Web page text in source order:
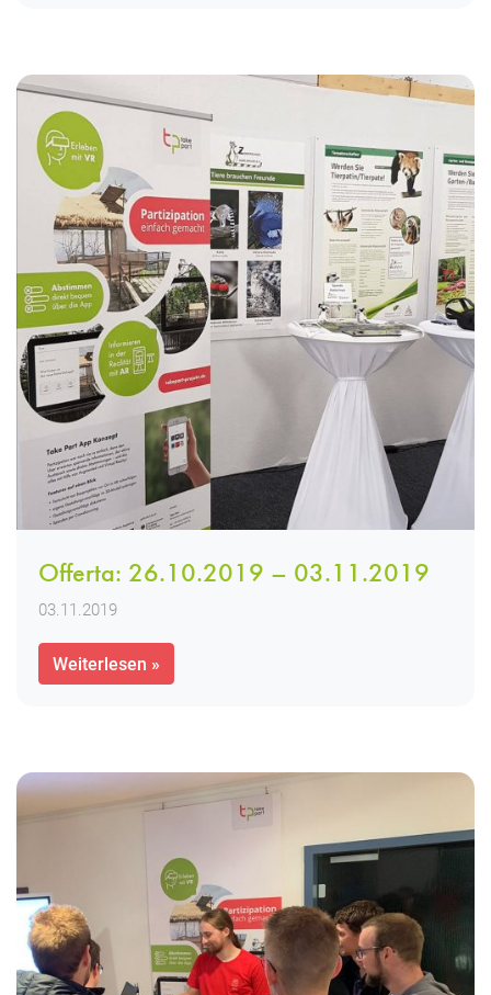
Offerta: 26.10.2019 – 03.11.2019
03.11.2019
Weiterlesen »